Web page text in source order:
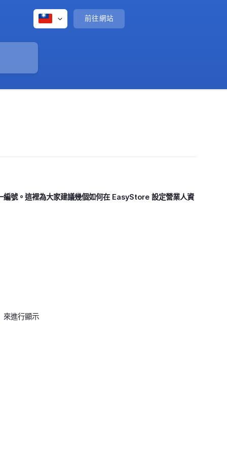
前往網站
編號。這裡為大家建議幾個如何在 EasyStore 設定營業人資
來進行顯示